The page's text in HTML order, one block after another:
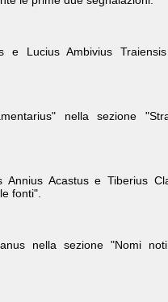
e Lucius Ambivius
nella sezione
Annius Acastus e Tiberius
fonti".
nella sezione "Nomi